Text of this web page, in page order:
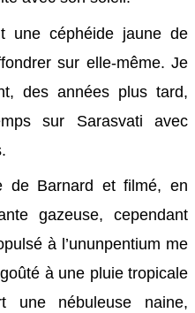
une céphéide jaune de
sur elle-même. Je
des années plus tard,
sur Sarasvati avec
de Barnard et filmé, en
gazeuse, cependant
à l’ununpentium me
à une pluie tropicale
une nébuleuse naine,